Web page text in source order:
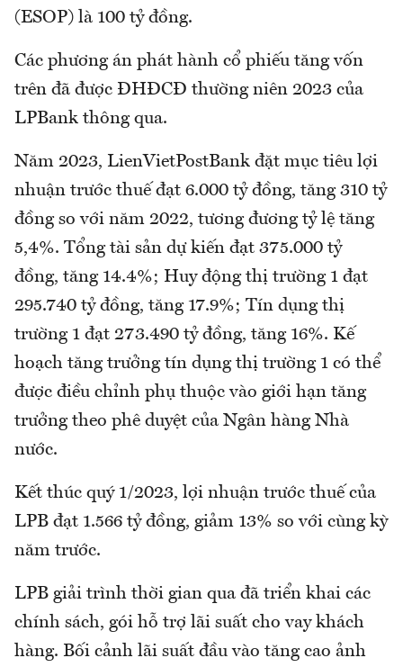
(ESOP) là 100 tỷ đồng.
Các phương án phát hành cổ phiếu tăng vốn
trên đã được ĐHĐCĐ thường niên 2023 của
LPBank thông qua.
Năm 2023, LienVietPostBank đặt mục tiêu lợi
nhuận trước thuế đạt 6.000 tỷ đồng, tăng 310 tỷ
đồng so với năm 2022, tương đương tỷ lệ tăng
5,4%. Tổng tài sản dự kiến đạt 375.000 tỷ
đồng, tăng 14.4%; Huy động thị trường 1 đạt
295.740 tỷ đồng, tăng 17.9%; Tín dụng thị
trường 1 đạt 273.490 tỷ đồng, tăng 16%. Kế
hoạch tăng trưởng tín dụng thị trường 1 có thể
được điều chỉnh phụ thuộc vào giới hạn tăng
trưởng theo phê duyệt của Ngân hàng Nhà
nước.
Kết thúc quý 1/2023, lợi nhuận trước thuế của
LPB đạt 1.566 tỷ đồng, giảm 13% so với cùng kỳ
năm trước.
LPB giải trình thời gian qua đã triển khai các
chính sách, gói hỗ trợ lãi suất cho vay khách
hàng. Bối cảnh lãi suất đầu vào tăng cao ảnh